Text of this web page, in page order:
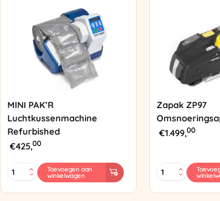
MINI PAK’R
Luchtkussenmachine
Refurbished
€425,00
MINI
PAK'R
Refurbished
Toevoegen aan
winkelwagen
Zapak ZP97
€1.499,00
Zapak
ZP97
aantal